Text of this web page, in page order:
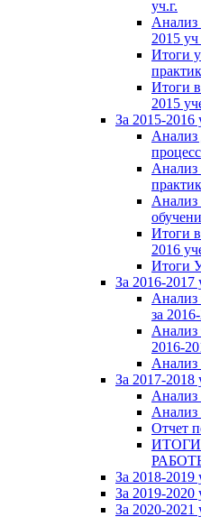
уч.г.
Анализ
2015 уч
Итоги
Итоги
2015
За 2015-2016
Анализ
Анализ
Анализ
Итоги
2016
Итоги
За 2016-2017
Анализ
за
Анализ
2016-
Анализ
За 2017-2018
Анализ
Анализ
Отчет
За 2018-2019
За 2019-2020
За 2020-2021